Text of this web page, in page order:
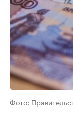
Фото: